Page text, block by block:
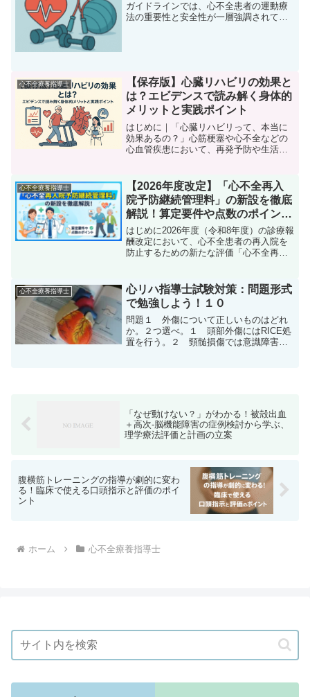
ガイドラインでは、心不全患者の運動療
法の重要性と安全性が一層強調されてい
心不全療養指導士
【保存版】心臓リハビリの効果と
は？エビデンスで読み解く身体的
メリットと実践ポイント
はじめに｜「心臓リハビリって、本当に
効果あるの？」心筋梗塞や心不全などの
心血管疾患において、再発予防や生活の
リハ）」です。しかし、実際の現場では
このような疑問を聞くこ...
心不全療養指導士
【2026年度改定】「心不全再入
院予防継続管理料」の新設を徹底
解説！算定要件や点数のポイント
とは？
はじめに2026年度（令和8年度）の診療報
酬改定において、心不全患者の再入院を
防止するための新たな評価「心不全再入
しながら増悪していく疾患であり、退院
後の適切な管理が極...
心不全療養指導士
心リハ指導士試験対策：問題形式
で勉強しよう！１０
問題１ 外傷について正しいものはどれ
か。２つ選べ。１ 頭部外傷にはRICE処
置を行う。２ 頸髄損傷では意識障害を
「なぜ動けない？」がわかる！被殻出血
＋高次-脳機能障害の症例検討から学ぶ、
理学療法評価と計画の立案
腹横筋トレーニングの指導が劇的に変わ
る！臨床で使える口頭指示と評価のポイ
ント
ホーム 心不全療養指導士